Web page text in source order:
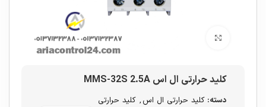
کلید حرارتی ال اس MMS-32S 2.5A
دسته: کلید حرارتی ال اس , کلید حرارتی